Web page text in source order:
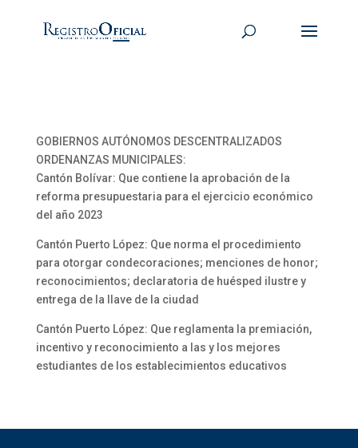
GOBIERNOS AUTÓNOMOS DESCENTRALIZADOS
ORDENANZAS MUNICIPALES:
Cantón Bolívar: Que contiene la aprobación de la
reforma presupuestaria para el ejercicio económico
del año 2023
Cantón Puerto López: Que norma el procedimiento
para otorgar condecoraciones; menciones de honor;
reconocimientos; declaratoria de huésped ilustre y
entrega de la llave de la ciudad
Cantón Puerto López: Que reglamenta la premiación,
incentivo y reconocimiento a las y los mejores
estudiantes de los establecimientos educativos